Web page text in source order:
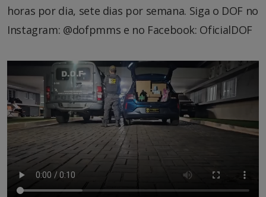
horas por dia, sete dias por semana. Siga o DOF no
Instagram: @dofpmms e no Facebook: OficialDOF